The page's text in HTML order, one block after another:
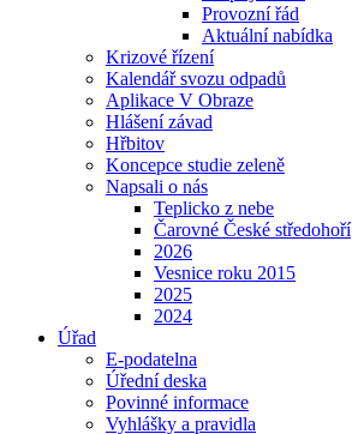
Provozní řád
Aktuální nabídka
Krizové řízení
Kalendář svozu odpadů
Aplikace V Obraze
Hlášení závad
Hřbitov
Koncepce studie zeleně
Napsali o nás
Teplicko z nebe
Čarovné České středohoří
2026
Vesnice roku 2015
2025
2024
Úřad
E-podatelna
Úřední deska
Povinné informace
Vyhlášky a pravidla